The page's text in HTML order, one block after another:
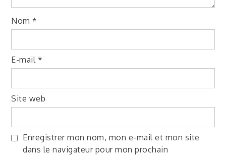
Nom *
E-mail *
Site web
Enregistrer mon nom, mon e-mail et mon site
dans le navigateur pour mon prochain